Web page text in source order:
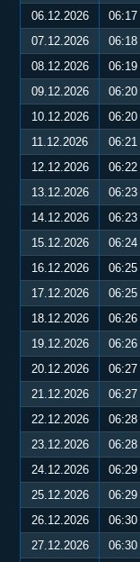
06.12.2026 06:17
07.12.2026
06:18
08.12.2026
06:19
09.12.2026
06:20
10.12.2026
06:20
11.12.2026
06:21
12.12.2026
06:22
13.12.2026
06:23
14.12.2026
06:23
15.12.2026
06:24
16.12.2026
06:25
17.12.2026
06:25
18.12.2026
06:26
19.12.2026
06:26
20.12.2026
06:27
21.12.2026
06:27
22.12.2026
06:28
23.12.2026
06:28
24.12.2026
06:29
25.12.2026
06:29
26.12.2026
06:30
27.12.2026
06:30